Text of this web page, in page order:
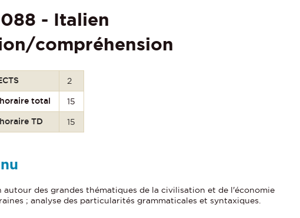
- Italien
compréhension
2
total 15
TD 15
autour des grandes thématiques de la civilisation et de l'économie
; analyse des particularités grammaticales et syntaxiques.